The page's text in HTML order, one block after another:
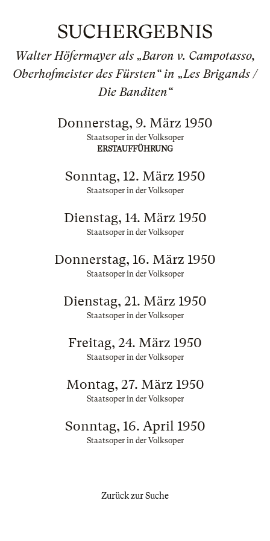
SUCHERGEBNIS
Walter Höfermayer als „Baron v. Campotasso,
Oberhofmeister des Fürsten“ in „Les Brigands /
Die Banditen“
Donnerstag, 9. März 1950
Staatsoper in der Volksoper
ERSTAUFFÜHRUNG
Sonntag, 12. März 1950
Staatsoper in der Volksoper
Dienstag, 14. März 1950
Staatsoper in der Volksoper
Donnerstag, 16. März 1950
Staatsoper in der Volksoper
Dienstag, 21. März 1950
Staatsoper in der Volksoper
Freitag, 24. März 1950
Staatsoper in der Volksoper
Montag, 27. März 1950
Staatsoper in der Volksoper
Sonntag, 16. April 1950
Staatsoper in der Volksoper
Zurück zur Suche